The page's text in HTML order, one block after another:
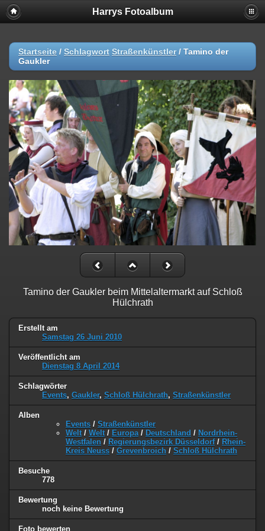
Harrys Fotoalbum
Startseite / Schlagwort Straßenkünstler/ Tamino der
Gaukler
Tamino der Gaukler beim Mittelaltermarkt auf Schloß
Hülchrath
Erstellt am
Samstag 26 Juni 2010
Veröffentlicht am
Dienstag 8 April 2014
Schlagwörter
Events, Gaukler, Schloß Hülchrath, Straßenkünstler
Alben
Events / Straßenkünstler
Welt / Welt / Europa/ Deutschland / Nordrhein-
Westfalen / Regierungsbezirk Düsseldorf/ Rhein-
Kreis Neuss / Grevenbroich / Schloß Hülchrath
Besuche
778
Bewertung
noch keine Bewertung
Foto bewerten